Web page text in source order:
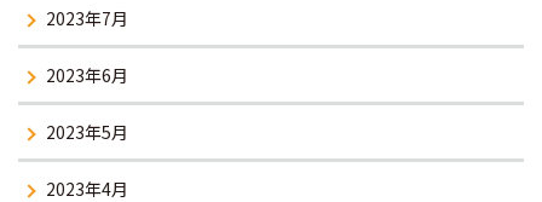
2023年7月
2023年6月
2023年5月
2023年4月